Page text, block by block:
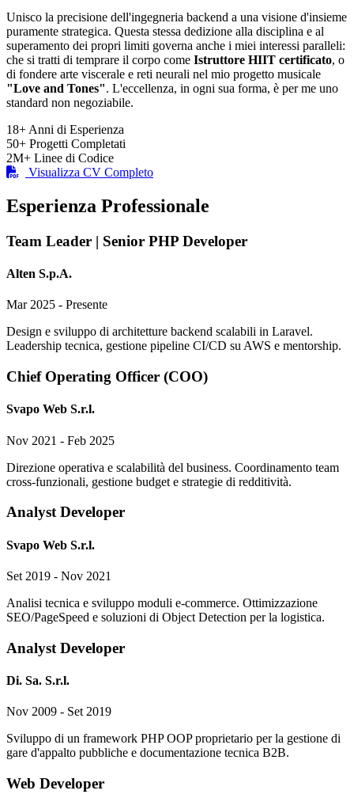
Unisco la precisione dell'ingegneria backend a una visione d'insieme
puramente strategica. Questa stessa dedizione alla disciplina e al
superamento dei propri limiti governa anche i miei interessi paralleli:
che si tratti di temprare il corpo come Istruttore HIIT certificato, o
di fondere arte viscerale e reti neurali nel mio progetto musicale
"Love and Tones". L'eccellenza, in ogni sua forma, è per me uno
standard non negoziabile.
18+ Anni di Esperienza
50+ Progetti Completati
2M+ Linee di Codice
Visualizza CV Completo
Esperienza Professionale
Team Leader | Senior PHP Developer
Alten S.p.A.
Mar 2025 - Presente
Design e sviluppo di architetture backend scalabili in Laravel.
Leadership tecnica, gestione pipeline CI/CD su AWS e mentorship.
Chief Operating Officer (COO)
Svapo Web S.r.l.
Nov 2021 - Feb 2025
Direzione operativa e scalabilità del business. Coordinamento team
cross-funzionali, gestione budget e strategie di redditività.
Analyst Developer
Svapo Web S.r.l.
Set 2019 - Nov 2021
Analisi tecnica e sviluppo moduli e-commerce. Ottimizzazione
SEO/PageSpeed e soluzioni di Object Detection per la logistica.
Analyst Developer
Di. Sa. S.r.l.
Nov 2009 - Set 2019
Sviluppo di un framework PHP OOP proprietario per la gestione di
gare d'appalto pubbliche e documentazione tecnica B2B.
Web Developer